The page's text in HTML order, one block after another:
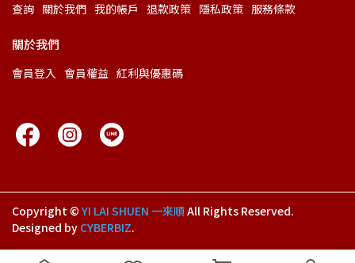
查詢 關於我們 我的帳戶 退款政策 隱私政策 服務條款
關於我們
會員登入 會員權益 紅利與優惠碼
Copyright © YI LAI SHUEN 一來順All Rights Reserved.
Designed by CYBERBIZ.